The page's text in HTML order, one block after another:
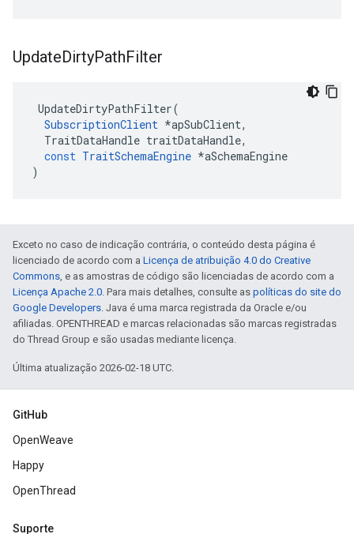
UpdateDirtyPathFilter
UpdateDirtyPathFilter(
SubscriptionClient *apSubClient,
TraitDataHandle traitDataHandle,
const TraitSchemaEngine *aSchemaEngine
)
Exceto no caso de indicação contrária, o conteúdo desta página é
licenciado de acordo com a Licença de atribuição 4.0 do Creative
Commons, e as amostras de código são licenciadas de acordo com a
Licença Apache 2.0. Para mais detalhes, consulte as políticas do site do
Google Developers. Java é uma marca registrada da Oracle e/ou
afiliadas. OPENTHREAD e marcas relacionadas são marcas registradas
do Thread Group e são usadas mediante licença.
Última atualização 2026-02-18 UTC.
GitHub
OpenWeave
Happy
OpenThread
Suporte